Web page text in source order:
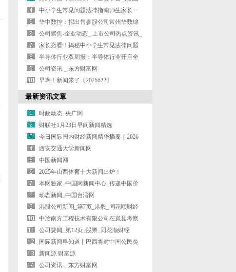
中小学生常见问题法律指南师生家长一
起看
华中数控：拟出售参股公司常州华数锦
明智能
公司聚焦-企业动态_ 上市公司热点资讯_
家长必看！揭秘中小学生常见法律问题
及解决
半导体行业双周报：半导体行业开启全
面涨价
公司资讯 _ 东方财富网
早啊！新闻来了〔2025622〕
最新资讯文章
时政动态_央广网
财联社1月23日早间新闻精选
今日国际国内财经新闻精华摘要｜2026
年
西安交通大学新闻网
中国新闻网
2025年山西体育十大新闻出炉！
本网独家_中国网新闻中心_传递中国价
值
动态新闻_中国台湾网
港股公司新闻_第7页_港股_同花顺财经
中冶南方工程技术有限公司在岚县考察
调研并
公司要闻_第12页_股票_同花顺财经
国际新闻早知道丨巴西将对中国公民免
签 高
新闻源 财富源
公司资讯 _ 东方财富网